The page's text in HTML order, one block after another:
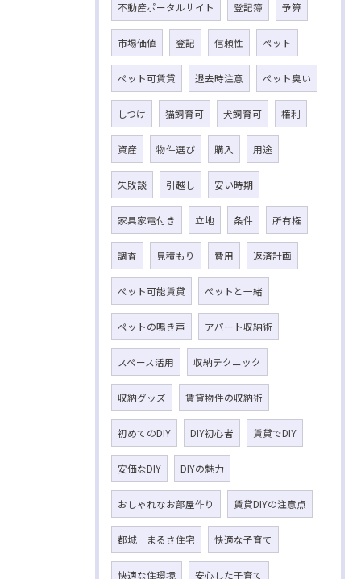
不動産ポータルサイト 登記簿 予算
市場価値 登記 信頼性 ペット
ペット可賃貸 退去時注意 ペット臭い
しつけ 猫飼育可 犬飼育可 権利
資産 物件選び 購入 用途
失敗談 引越し 安い時期
家具家電付き 立地 条件 所有権
調査 見積もり 費用 返済計画
ペット可能賃貸 ペットと一緒
ペットの鳴き声 アパート収納術
スペース活用 収納テクニック
収納グッズ 賃貸物件の収納術
初めてのDIY DIY初心者 賃貸でDIY
安価なDIY DIYの魅力
おしゃれなお部屋作り 賃貸DIYの注意点
都城 まるさ住宅 快適な子育て
快適な住環境 安心した子育て